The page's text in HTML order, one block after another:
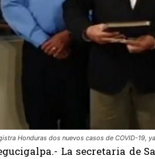
Honduras dos nuevos casos de COVID-19,
La secretaria de